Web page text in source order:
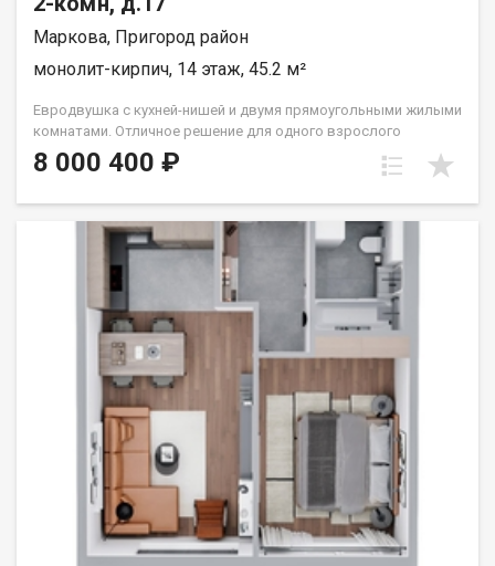
Маркова, Пригород район
монолит-кирпич, 14 этаж, 45.2 м²
Евродвушка с кухней-нишей и двумя прямоугольными жилыми
комнатами. Отличное решение для одного взрослого
человека или семьи из двух человек. Вид во двор (южные
окна). Группа строительных компаний «Восток Центр Иркутск»
8 000 400 ₽